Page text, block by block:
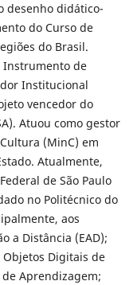
desenho didático-
do Curso de
do Brasil.
Instrumento de
Institucional
vencedor do
Atuou como gestor
(MinC) em
Atualmente,
de São Paulo
no Politécnico do
aos
a Distância (EAD);
Objetos Digitais de
Aprendizagem;